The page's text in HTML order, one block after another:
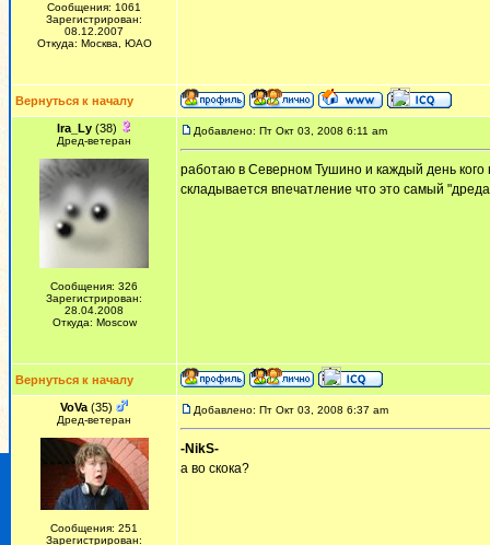
Сообщения: 1061
Зарегистрирован:
08.12.2007
Откуда: Москва, ЮАО
Вернуться к началу
Ira_Ly(38)
Дред-ветеран
Сообщения: 326
Зарегистрирован:
28.04.2008
Откуда: Moscow
Добавлено: Пт Окт 03, 2008 6:11 am
работаю в Северном Тушино и каждый день кого
складывается впечатление что это самый
Вернуться к началу
VoVa (35)
Дред-ветеран
Сообщения: 251
Зарегистрирован:
Добавлено: Пт Окт 03, 2008 6:37 am
-NikS-
а во скока?